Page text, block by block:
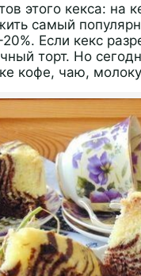
этого кекса: на
самый
Если кекс
торт. Но
кофе, чаю,